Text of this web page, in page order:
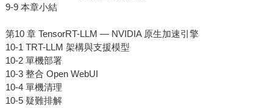
9-9 本章小結
第10 章 TensorRT-LLM — NVIDIA 原生加速引擎
10-1 TRT-LLM 架構與支援模型
10-2 單機部署
10-3 整合 Open WebUI
10-4 單機清理
10-5 疑難排解